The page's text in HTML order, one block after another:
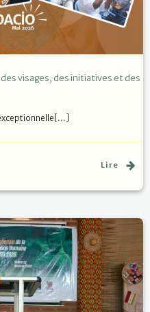
des visages, des initiatives et des
Lire